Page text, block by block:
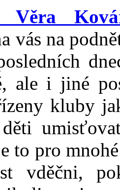
Věra
vás na
ale i jiné
kluby
to pro
vděčni,